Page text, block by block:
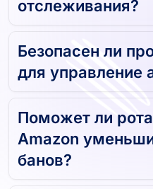
отслеживания?
Безопасен ли
для управление
Поможет ли
Amazon
банов?